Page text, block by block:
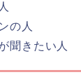
の人
聞きたい人